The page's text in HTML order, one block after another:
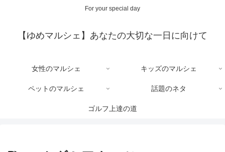
For your special day
【ゆめマルシェ】あなたの大切な一日に向けて
女性のマルシェ キッズのマルシェ
ペットのマルシェ 話題のネタ
ゴルフ上達の道